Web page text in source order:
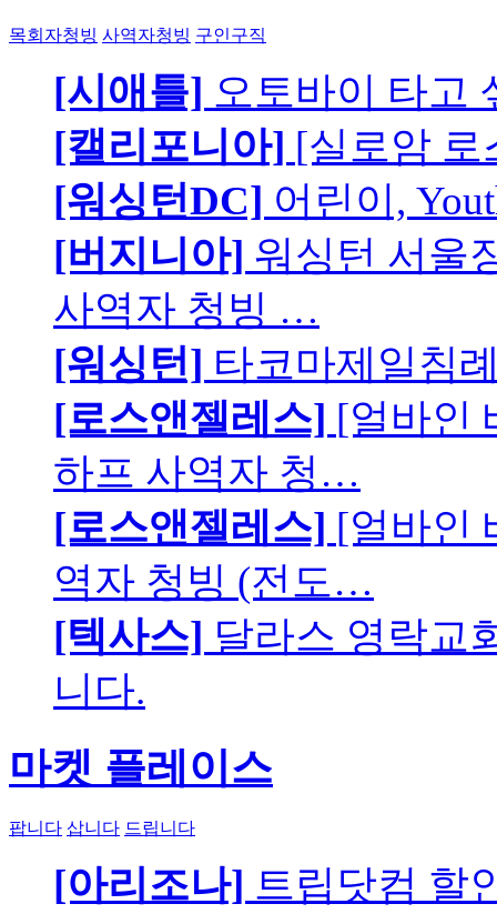
목회자청빙 사역자청빙 구인구직
[시애틀] 오토바이 타고
[캘리포니아] [실로암 로
[워싱턴DC] 어린이,
[버지니아] 워싱턴 서울
사역자 청빙 …
[워싱턴] 타코마제일침
[로스앤젤레스] [얼바인
하프 사역자 청…
[로스앤젤레스] [얼바인
역자 청빙 (전도…
[텍사스] 달라스 영락교
니다.
마켓 플레이스
팝니다 삽니다 드립니다
[아리조나] 트립닷컴 할